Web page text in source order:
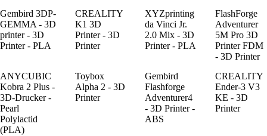
Gembird 3DP-
GEMMA - 3D
printer - 3D
Printer - PLA
CREALITY
K1 3D
Printer - 3D
Printer
XYZprinting
da Vinci Jr.
2.0 Mix - 3D
Printer - PLA
FlashForge
Adventurer
5M Pro 3D
Printer FDM
- 3D Printer
ANYCUBIC
Kobra 2 Plus -
3D-Drucker -
Pearl
Polylactid
(PLA)
Toybox
Alpha 2 - 3D
Printer
Gembird
Flashforge
Adventurer4
- 3D Printer -
ABS
CREALITY
Ender-3 V3
KE - 3D
Printer